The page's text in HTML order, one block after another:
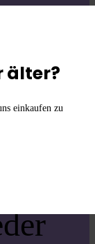
älter?
einkaufen zu
einer
–